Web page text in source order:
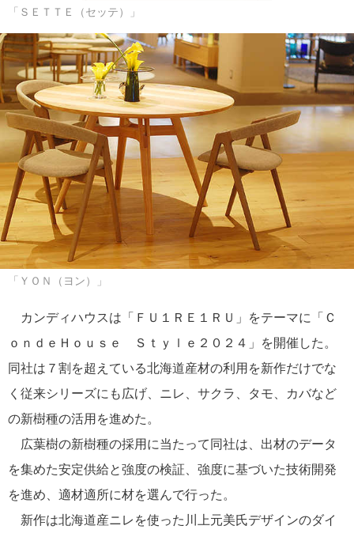
「ＳＥＴＴＥ（セッテ）」
「ＹＯＮ（ヨン）」
カンディハウスは「ＦＵ１ＲＥ１ＲＵ」をテーマに「Ｃ
ｏｎｄｅＨｏｕｓｅ Ｓｔｙｌｅ２０２４」を開催した。
同社は７割を超えている北海道産材の利用を新作だけでな
く従来シリーズにも広げ、ニレ、サクラ、タモ、カバなど
の新樹種の活用を進めた。
広葉樹の新樹種の採用に当たって同社は、出材のデータ
を集めた安定供給と強度の検証、強度に基づいた技術開発
を進め、適材適所に材を選んで行った。
新作は北海道産ニレを使った川上元美氏デザインのダイ